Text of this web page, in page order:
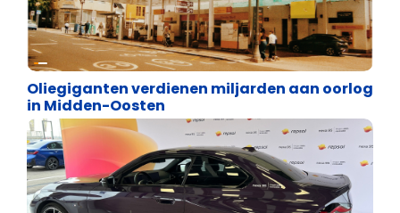
Energie en transport
Oliegiganten verdienen miljarden aan oorlog
in Midden-Oosten